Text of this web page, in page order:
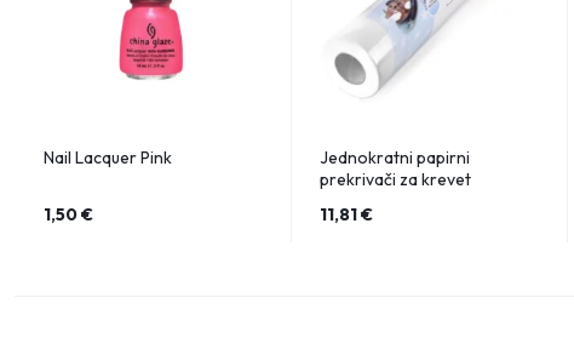
Nail Lacquer Pink
1,50€
Jednokratni papirni
prekrivači za krevet
11,81€